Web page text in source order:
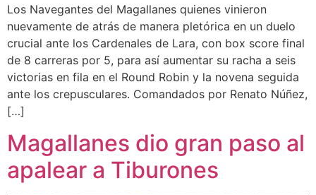
Los Navegantes del Magallanes quienes vinieron
nuevamente de atrás de manera pletórica en un duelo
crucial ante los Cardenales de Lara, con box score final
de 8 carreras por 5, para así aumentar su racha a seis
victorias en fila en el Round Robin y la novena seguida
ante los crepusculares. Comandados por Renato Núñez,
[…]
Magallanes dio gran paso al
apalear a Tiburones